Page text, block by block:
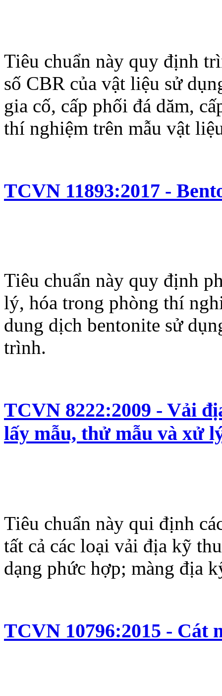
Tiêu chuẩn này quy định
số CBR của vật liệu sử
gia cố, cấp phối đá dăm,
thí nghiệm trên mẫu vật
TCVN 11893:2017 -
Tiêu chuẩn này quy định
lý, hóa trong phòng thí
dung dịch bentonite sử
trình.
TCVN 8222:2009 - Vải
lấy mẫu, thử mẫu và xử
Tiêu chuẩn này qui định
tất cả các loại vải địa kỹ
dạng phức hợp; màng địa
TCVN 10796:2015 - Cát